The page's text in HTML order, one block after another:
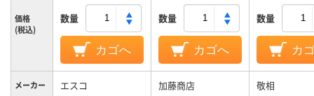
価格
(税込)
数量
カゴへ
数量
カゴへ
数量
カ
メーカー エスコ 加藤商店 敬相